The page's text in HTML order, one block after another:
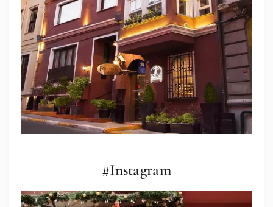
#Instagram